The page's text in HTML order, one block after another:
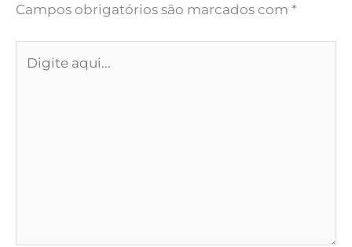
Campos obrigatórios são marcados com *
aqui...